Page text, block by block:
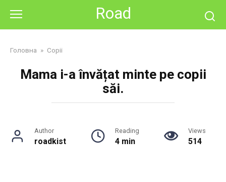
content
Road
Головна » Copii
Mama i-a învățat minte pe copii
săi.
Author
roadkist
Reading
4 min
Views
514